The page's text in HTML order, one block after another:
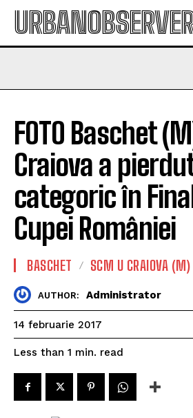
FOTO Baschet
Craiova a
categoric în
Cupei României
BASCHET SCM U CRAIOVA (M)
AUTHOR: Administrator
14 februarie 2017
Less than 1 min. read